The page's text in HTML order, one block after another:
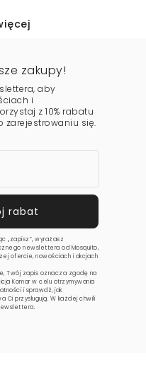
zakupy!
aby
i
z 10% rabatu
zarejestrowaniu się.
„zapisz”, wyrażasz
newslettera od Mosquito,
ofercie, nowościach i akcjach
Twój zapis oznacza zgodę na
Komar w celu otrzymywania
i sprawdź, jak
przysługują. W każdej chwili